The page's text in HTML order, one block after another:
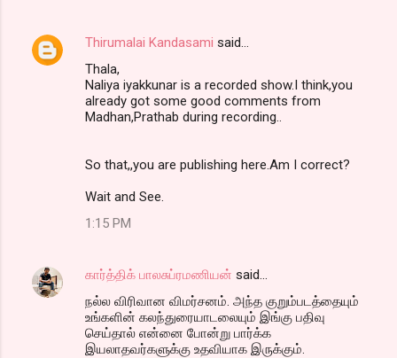
Thirumalai Kandasami said…
Thala,
Naliya iyakkunar is a recorded show.I think,you
already got some good comments from
Madhan,Prathab during recording..
So that,,you are publishing here.Am I correct?
Wait and See.
1:15 PM
கார்த்திக் பாலசுப்ரமணியன் said…
நல்ல விரிவான விமர்சனம். அந்த குறும்படத்தையும்
உங்களின் கலந்துரையாடலையும் இங்கு பதிவு
செய்தால் என்னை போன்று பார்க்க
இயலாதவர்களுக்கு உதவியாக இருக்கும்.